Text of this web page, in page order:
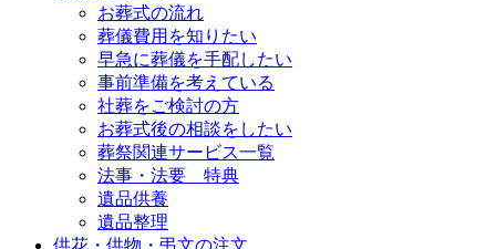
お葬式の流れ
葬儀費用を知りたい
早急に葬儀を手配したい
事前準備を考えている
社葬をご検討の方
お葬式後の相談をしたい
葬祭関連サービス一覧
法事・法要 特典
遺品供養
遺品整理
供花・供物・弔文の注文